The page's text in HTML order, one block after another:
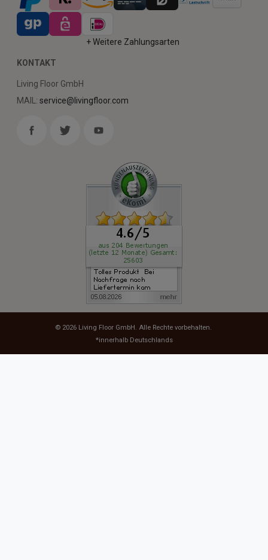
+ Weitere Zahlungsarten
KONTAKT
Living Floor GmbH
MAIL: service@livingfloor.com
© 2026 Living Floor GmbH . Alle Rechte vorbehalten.
*innerhalb Deutschlands